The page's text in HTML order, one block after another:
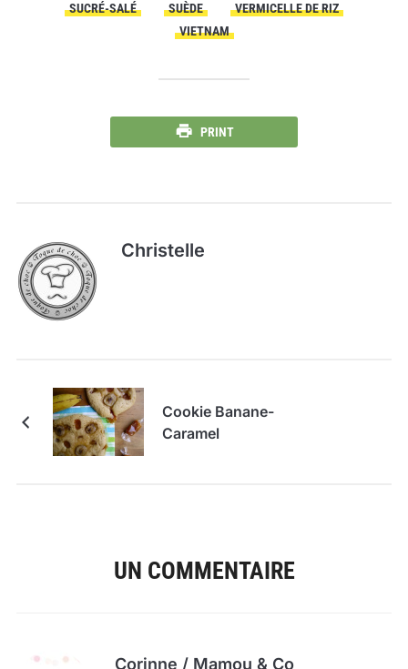
SUCRÉ-SALÉ
SUÈDE
VERMICELLE DE RIZ
VIETNAM
PRINT
Christelle
Cookie Banane-
Caramel
UN COMMENTAIRE
Corinne / Mamou & Co